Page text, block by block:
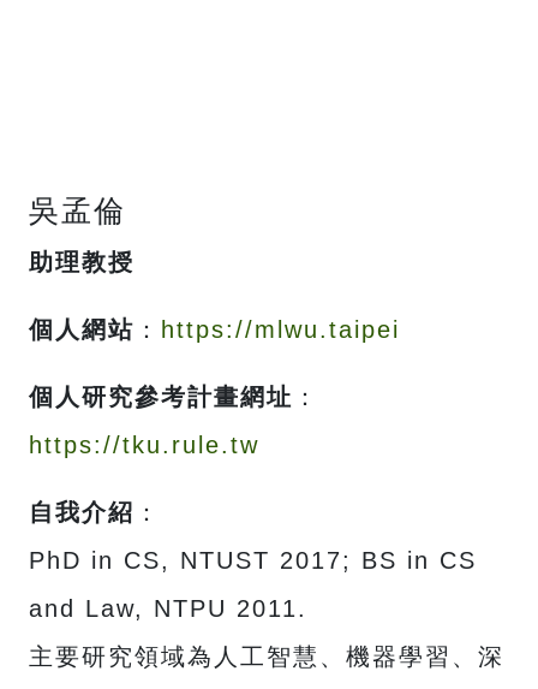
吳孟倫
助理教授
個人網站 ： https://mlwu.taipei
個人研究參考計畫網址 ：
https://tku.rule.tw
自我介紹 ：
PhD in CS, NTUST 2017; BS in CS
and Law, NTPU 2011.
主要研究領域為人工智慧、機器學習、深